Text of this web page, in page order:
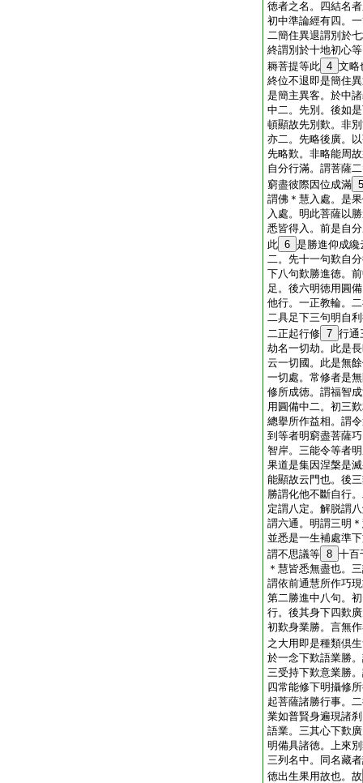
徳者之名。四結名
初中準論經有四。
二簡住異退謂別於
終謂別於十地初心
耨菩提等此 4 文略
終位不退即是簡住
是簡主異客。於中
中二。先別。後如
頓顯故先別歎。非
亦二。先略後廣。
先略歎。非略能周
自分行滿。謂菩薩
窮盡彼際因位成滿 5
謂佛＊慧入處。是
入處。明此菩薩以
悉皆得入。前是自
此 6 是勝進仰成纔
二。先十一句歎自
下八句歎勝進徳。
足。後六明徳用圓
他行。一正教輪。
二具足下三句明自
二正起行修 7 行通
劫名一切劫。此是
云一切國。此是無
一切處。常修者是
修所成徳。謂福智
用圓備中二。初三
總擧所作益相。謂
到等者明窮盡菩薩
智岸。三能令等者
果道是集因涅槃是
能顯故云門也。後
勝謂化他不斷自行
定謂八定。解脱謂
謂六通。明謂三明
並悉是一生補處準
謂不思議等 8 十百
＊慧皆悉無盡也。
謂依前通慧所作巧
第二勝進中八句。
行。後其身下四歎
初歎身業勝。言無
之大用即是種類倶
於一念下歎語業勝
三受持下歎意業勝
四常能修下明攝修
起菩薩諸勝行事。
業如普賢身遍現諸
語業。三其心下歎
明備具諸徳。上來
三列名中。同名藏
徳出生果用故也。故